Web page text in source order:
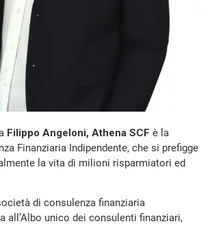
Filippo Angeloni, Athena SCF è la
Finanziaria Indipendente, che si prefigge
la vita di milioni risparmiatori ed
di consulenza finanziaria
all’Albo unico dei consulenti finanziari,